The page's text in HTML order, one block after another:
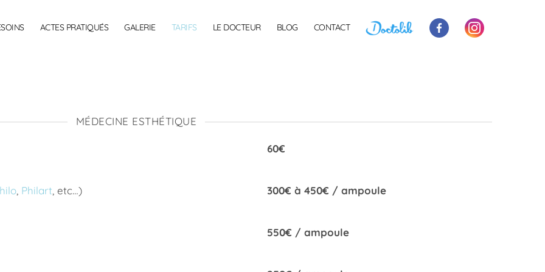
ACTES PRATIQUÉS GALERIE TARIFS LE DOCTEUR BLOG CONTACT
MÉDECINE ESTHÉTIQUE
60€
Philart , etc…) 300€ à 450€ / ampoule
550€ / ampoule